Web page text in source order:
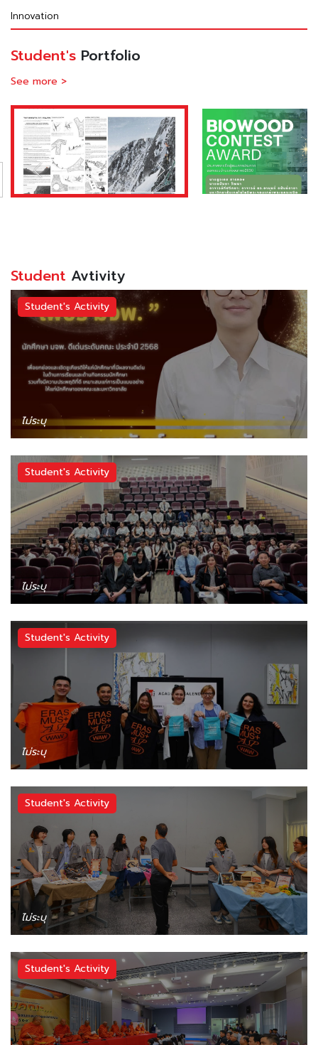
Innovation
Student's Portfolio
See more >
Student Avtivity
Student's Activity
ไม่ระบุ
Student's Activity
ไม่ระบุ
Student's Activity
ไม่ระบุ
Student's Activity
ไม่ระบุ
Student's Activity